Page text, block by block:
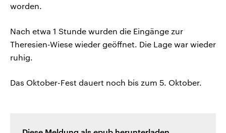
worden.
Nach etwa 1 Stunde wurden die Eingänge zur
Theresien-Wiese wieder geöffnet. Die Lage war wieder
ruhig.
Das Oktober-Fest dauert noch bis zum 5. Oktober.